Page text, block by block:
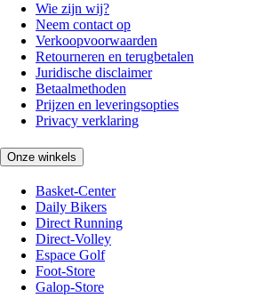
Wie zijn wij?
Neem contact op
Verkoopvoorwaarden
Retourneren en terugbetalen
Juridische disclaimer
Betaalmethoden
Prijzen en leveringsopties
Privacy verklaring
Onze winkels
Basket-Center
Daily Bikers
Direct Running
Direct-Volley
Espace Golf
Foot-Store
Galop-Store